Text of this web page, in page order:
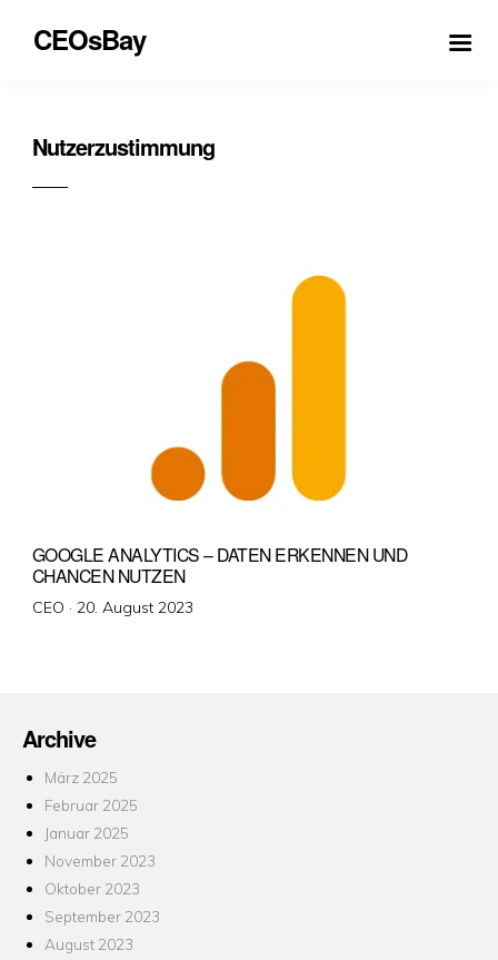
CEOsBay
Nutzerzustimmung
GOOGLE ANALYTICS – DATEN ERKENNEN UND
CHANCEN NUTZEN
CEO · Veröffentlicht
20. August 2023
Archive
März 2025
Februar 2025
Januar 2025
November 2023
Oktober 2023
September 2023
August 2023